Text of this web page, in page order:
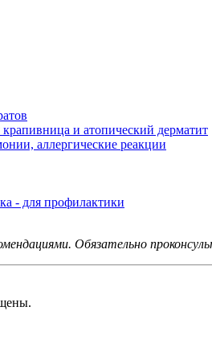
и атопический дерматит
аллергические реакции
- для профилактики
Обязательно